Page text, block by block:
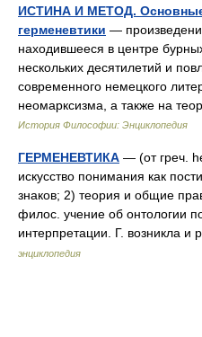
ИСТИНА И МЕТОД.
герменевтики —
находившееся в центре
нескольких десятилетий и
современного немецкого
неомарксизма, а также на
История Философии: Энциклопедия
ГЕРМЕНЕВТИКА — (от греч.
искусство понимания как
знаков; 2) теория и общие
филос. учение об онтологии
интерпретации. Г. возникла
энциклопедия